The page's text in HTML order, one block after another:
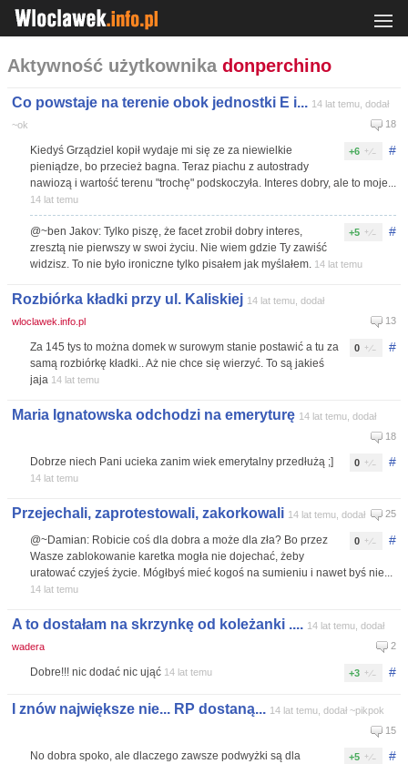
Aktywność użytkownika donperchino
Co powstaje na terenie obok jednostki E i... 14 lat temu, dodał
~ok
18
#
+6
Kiedyś Grządziel kopił wydaje mi się ze za niewielkie
pieniądze, bo przecież bagna. Teraz piachu z autostrady
nawiozą i wartość terenu "trochę" podskoczyła. Interes dobry, ale to moje...
14 lat temu
#
+5
@~ben Jakov: Tylko piszę, że facet zrobił dobry interes,
zresztą nie pierwszy w swoi życiu. Nie wiem gdzie Ty zawiść
widzisz. To nie było ironiczne tylko pisałem jak myślałem. 14 lat temu
Rozbiórka kładki przy ul. Kaliskiej 14 lat temu, dodał
wloclawek.info.pl
13
#
0
Za 145 tys to można domek w surowym stanie postawić a tu za
samą rozbiórkę kładki.. Aż nie chce się wierzyć. To są jakieś
jaja 14 lat temu
Maria Ignatowska odchodzi na emeryturę 14 lat temu, dodał
18
#
0
Dobrze niech Pani ucieka zanim wiek emerytalny przedłużą ;]
14 lat temu
Przejechali, zaprotestowali, zakorkowali 14 lat temu, dodał 25
#
0
@~Damian: Robicie coś dla dobra a może dla zła? Bo przez
Wasze zablokowanie karetka mogła nie dojechać, żeby
uratować czyjeś życie. Mógłbyś mieć kogoś na sumieniu i nawet byś nie...
14 lat temu
A to dostałam na skrzynkę od koleżanki .... 14 lat temu, dodał
wadera
2
#
+3
Dobre!!! nic dodać nic ująć 14 lat temu
I znów największe nie... RP dostaną... 14 lat temu, dodał ~pikpok
15
#
+5
No dobra spoko, ale dlaczego zawsze podwyżki są dla